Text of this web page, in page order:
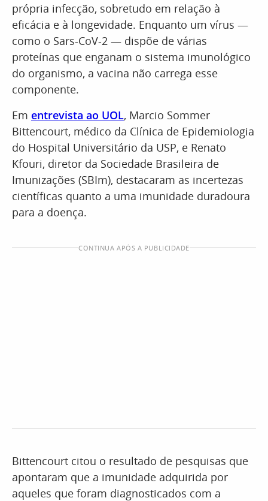
própria infecção, sobretudo em relação à
eficácia e à longevidade. Enquanto um vírus —
como o Sars-CoV-2 — dispõe de várias
proteínas que enganam o sistema imunológico
do organismo, a vacina não carrega esse
componente.
Em entrevista ao UOL, Marcio Sommer
Bittencourt, médico da Clínica de Epidemiologia
do Hospital Universitário da USP, e Renato
Kfouri, diretor da Sociedade Brasileira de
Imunizações (SBIm), destacaram as incertezas
científicas quanto a uma imunidade duradoura
para a doença.
CONTINUA APÓS A PUBLICIDADE
Bittencourt citou o resultado de pesquisas que
apontaram que a imunidade adquirida por
aqueles que foram diagnosticados com a